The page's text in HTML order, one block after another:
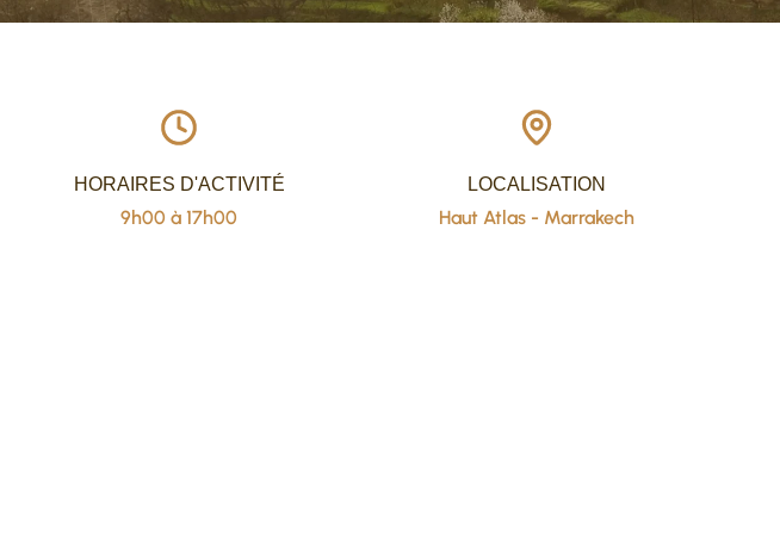
HORAIRES D'ACTIVITÉ
9h00 à 17h00
LOCALISATION
Haut Atlas - Marrakech